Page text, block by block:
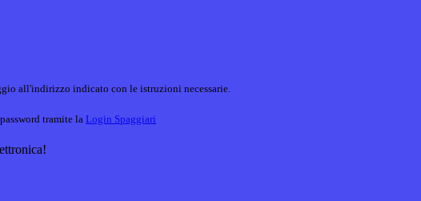
all'indirizzo indicato con le istruzioni necessarie.
tramite la Login Spaggiari